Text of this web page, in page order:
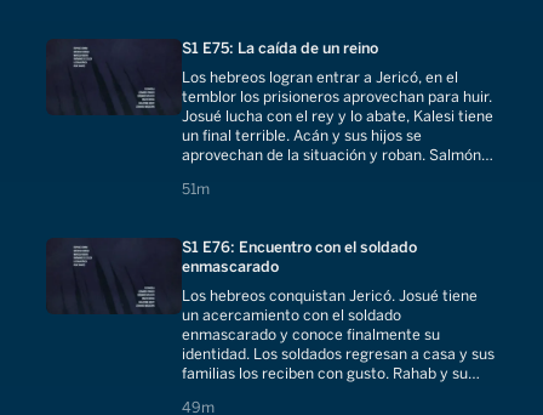
S1 E75: La caída de un reino
Los hebreos logran entrar a Jericó, en el
temblor los prisioneros aprovechan para huir.
Josué lucha con el rey y lo abate, Kalesi tiene
un final terrible. Acán y sus hijos se
aprovechan de la situación y roban. Salmón
51m
51 minutes
S1 E76: Encuentro con el soldado
enmascarado
Los hebreos conquistan Jericó. Josué tiene
un acercamiento con el soldado
enmascarado y conoce finalmente su
identidad. Los soldados regresan a casa y sus
familias los reciben con gusto. Rahab y su
49m
49 minutes